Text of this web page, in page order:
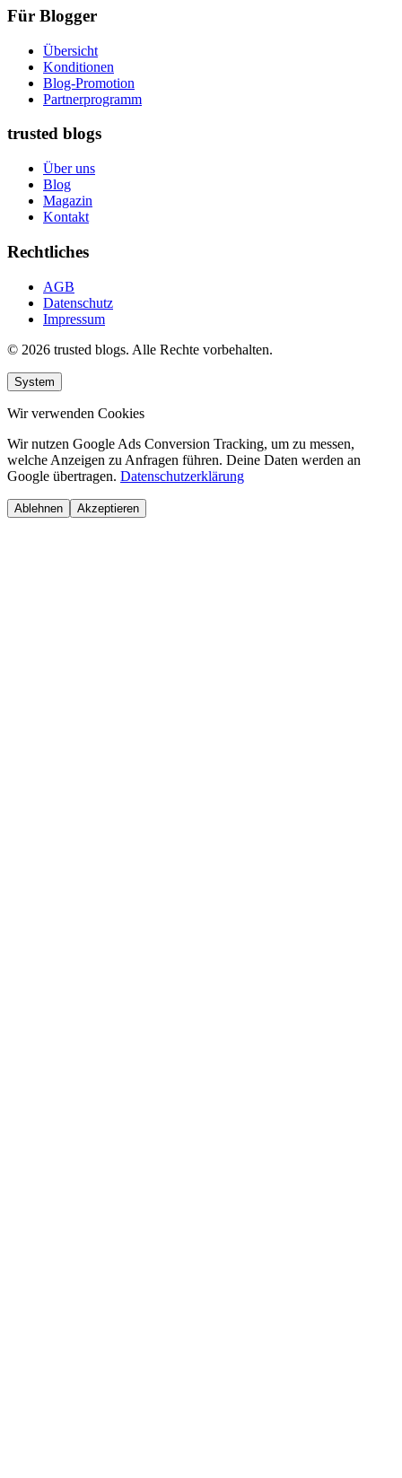
Für Blogger
Übersicht
Konditionen
Blog-Promotion
Partnerprogramm
trusted blogs
Über uns
Blog
Magazin
Kontakt
Rechtliches
AGB
Datenschutz
Impressum
© 2026 trusted blogs. Alle Rechte vorbehalten.
System
Wir verwenden Cookies
Wir nutzen Google Ads Conversion Tracking, um zu messen,
welche Anzeigen zu Anfragen führen. Deine Daten werden an
Google übertragen. Datenschutzerklärung
Ablehnen Akzeptieren